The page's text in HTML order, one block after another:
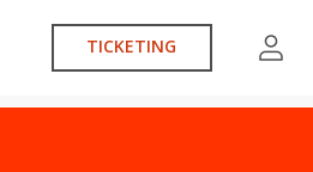
TICKETING